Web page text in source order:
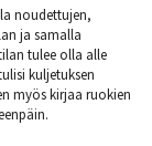
noudettujen,
ja samalla
tulee olla alle
kuljetuksen
myös kirjaa ruokien